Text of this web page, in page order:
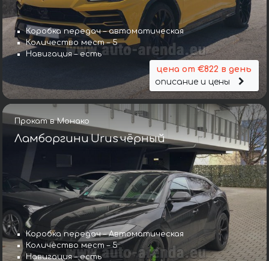
Коробка передач – автоматическая
Количество мест – 5
Навигация – есть
цена от €822 в день
описание и цены
Прокат в Монако
Ламборгини Urus чёрный
Коробка передач – Автоматическая
Количество мест – 5
Навигация – есть